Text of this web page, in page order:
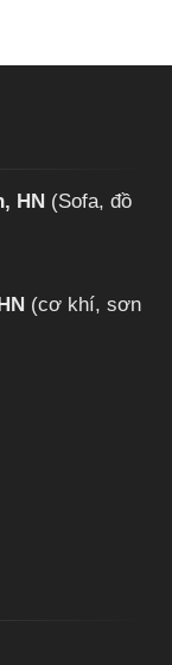
HN (Sofa, đồ
(cơ khí, sơn